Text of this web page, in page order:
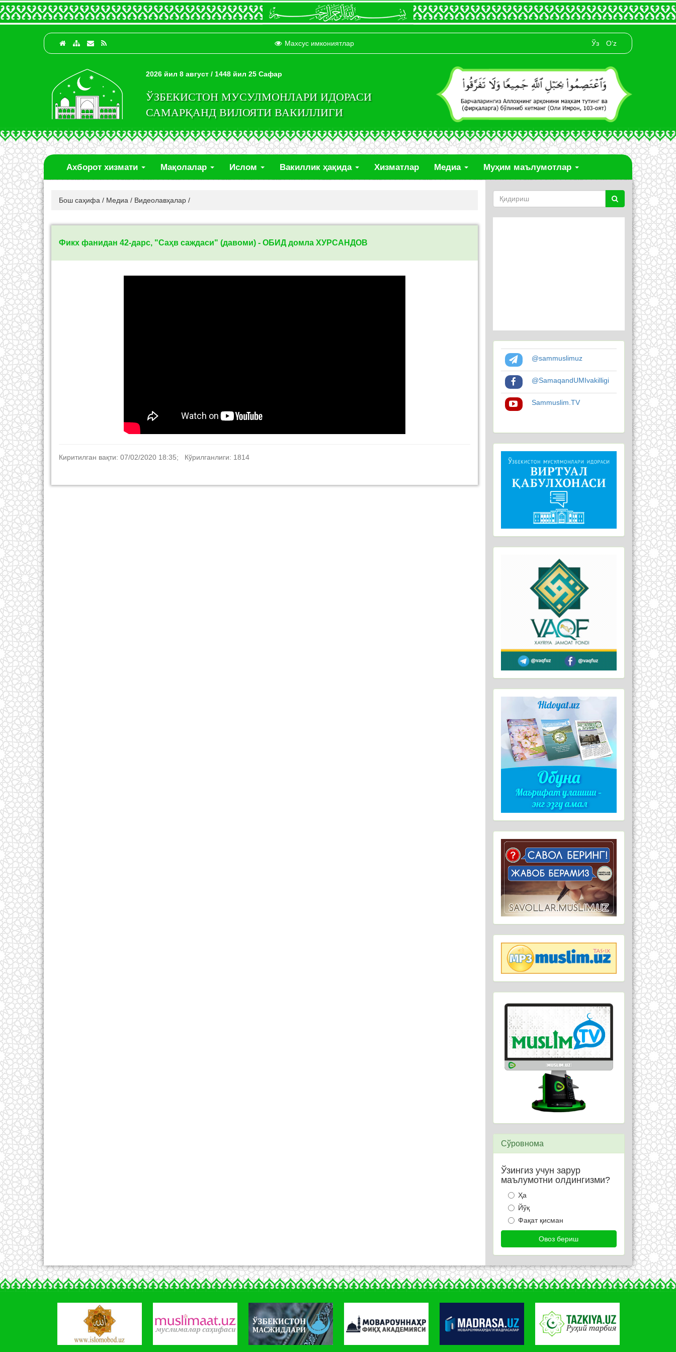
Махсус имкониятлар Ўз O‘z
2026 йил 8 август / 1448 йил 25 Сафар
ЎЗБЕКИСТОН МУСУЛМОНЛАРИ ИДОРАСИ
САМАРҚАНД ВИЛОЯТИ ВАКИЛЛИГИ
Ахборот хизмати Мақолалар Ислом Вакиллик ҳақида Хизматлар Медиа Муҳим маълумотлар
Бош саҳифа / Медиа / Видеолавҳалар /
Фикх фанидан 42-дарс, "Саҳв саждаси" (давоми) - ОБИД домла ХУРСАНДОВ
Киритилган вақти: 07/02/2020 18:35; Кўрилганлиги: 1814
@sammuslimuz
@SamaqandUMIvakilligi
Sammuslim.TV
Сўровнома
Ўзингиз учун зарур
маълумотни олдингизми?
Ҳа
Йўқ
Фақат қисман